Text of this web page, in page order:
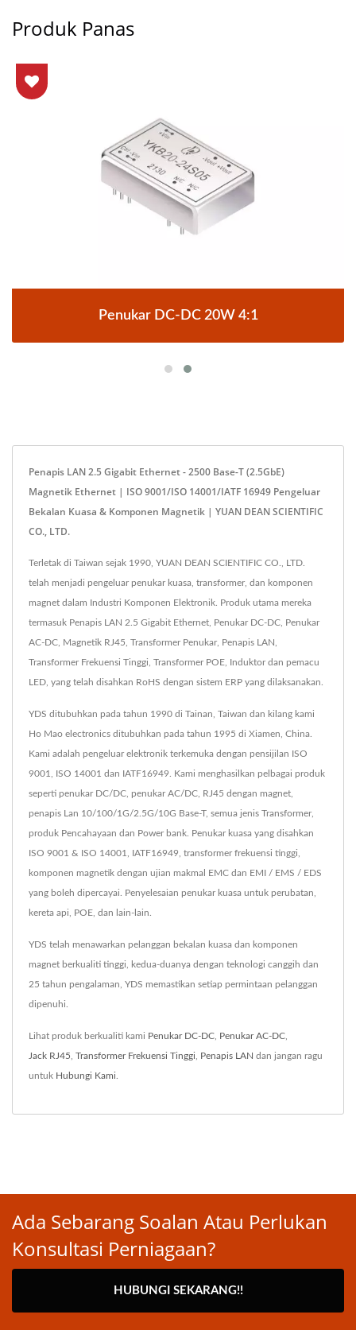
Produk Panas
Penukar DC-DC 20W 4:1
Penapis LAN 2.5 Gigabit Ethernet - 2500 Base-T (2.5GbE)
Magnetik Ethernet | ISO 9001/ISO 14001/IATF 16949 Pengeluar
Bekalan Kuasa & Komponen Magnetik | YUAN DEAN SCIENTIFIC
CO., LTD.
Terletak di Taiwan sejak 1990, YUAN DEAN SCIENTIFIC CO., LTD.
telah menjadi pengeluar penukar kuasa, transformer, dan komponen
magnet dalam Industri Komponen Elektronik. Produk utama mereka
termasuk Penapis LAN 2.5 Gigabit Ethernet, Penukar DC-DC, Penukar
AC-DC, Magnetik RJ45, Transformer Penukar, Penapis LAN,
Transformer Frekuensi Tinggi, Transformer POE, Induktor dan pemacu
LED, yang telah disahkan RoHS dengan sistem ERP yang dilaksanakan.
YDS ditubuhkan pada tahun 1990 di Tainan, Taiwan dan kilang kami
Ho Mao electronics ditubuhkan pada tahun 1995 di Xiamen, China.
Kami adalah pengeluar elektronik terkemuka dengan pensijilan ISO
9001, ISO 14001 dan IATF16949. Kami menghasilkan pelbagai produk
seperti penukar DC/DC, penukar AC/DC, RJ45 dengan magnet,
penapis Lan 10/100/1G/2.5G/10G Base-T, semua jenis Transformer,
produk Pencahayaan dan Power bank. Penukar kuasa yang disahkan
ISO 9001 & ISO 14001, IATF16949, transformer frekuensi tinggi,
komponen magnetik dengan ujian makmal EMC dan EMI / EMS / EDS
yang boleh dipercayai. Penyelesaian penukar kuasa untuk perubatan,
kereta api, POE, dan lain-lain.
YDS telah menawarkan pelanggan bekalan kuasa dan komponen
magnet berkualiti tinggi, kedua-duanya dengan teknologi canggih dan
25 tahun pengalaman, YDS memastikan setiap permintaan pelanggan
dipenuhi.
Lihat produk berkualiti kami Penukar DC-DC Penukar AC-DC
Jack RJ45 Transformer Frekuensi Tinggi Penapis LAN dan jangan ragu
untuk Hubungi Kami
Ada Sebarang Soalan Atau Perlukan
Konsultasi Perniagaan?
HUBUNGI SEKARANG!!